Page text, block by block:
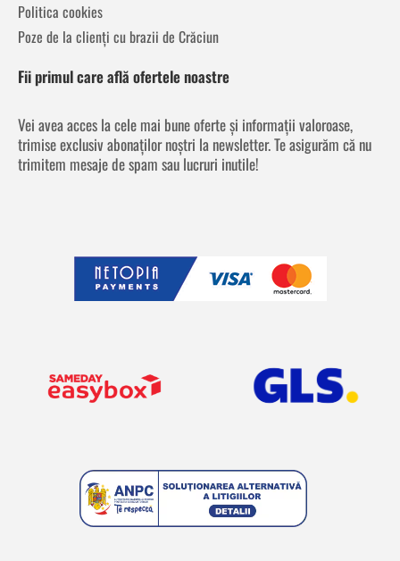
Politica cookies
Poze de la clienți cu brazii de Crăciun
Fii primul care află ofertele noastre
Vei avea acces la cele mai bune oferte și informații valoroase,
trimise exclusiv abonaților noștri la newsletter. Te asigurăm că nu
trimitem mesaje de spam sau lucruri inutile!